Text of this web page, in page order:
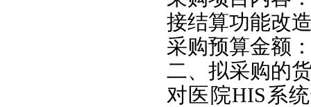
接结算功能改
采购预算金额
二、 拟采购的
对医院HIS系